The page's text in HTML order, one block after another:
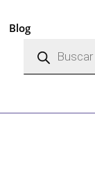
Blog
productos